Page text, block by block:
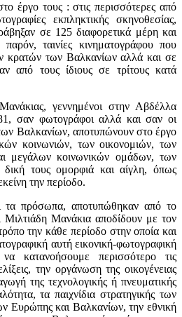
έργο τους : στις περισσότερες από
εκπληκτικής σκηνοθεσίας,
σε 125 διαφορετικά μέρη και
ταινίες κινηματογράφου που
κρατών των Βαλκανίων αλλά και σε
από τους ίδιους σε τρίτους κατά
γεννημένοι στην Αβδέλλα
σαν φωτογράφοι αλλά και σαν οι
Βαλκανίων, αποτυπώνουν στο έργο
κοινωνιών, των οικονομιών, των
μεγάλων κοινωνικών ομάδων, των
τους ομορφιά και αίγλη, όπως
την περίοδο.
τα πρόσωπα, αποτυπώθηκαν από το
Μανάκια αποδίδουν με τον
την κάθε περίοδο στην οποία και
αυτή εικονική-φωτογραφική
κατανοήσουμε περισσότερο τις
την οργάνωση της οικογένειας
της τεχνολογικής ή πνευματικής
τα παιχνίδια στρατηγικής των
Ευρώπης και Βαλκανίων, την εθνική